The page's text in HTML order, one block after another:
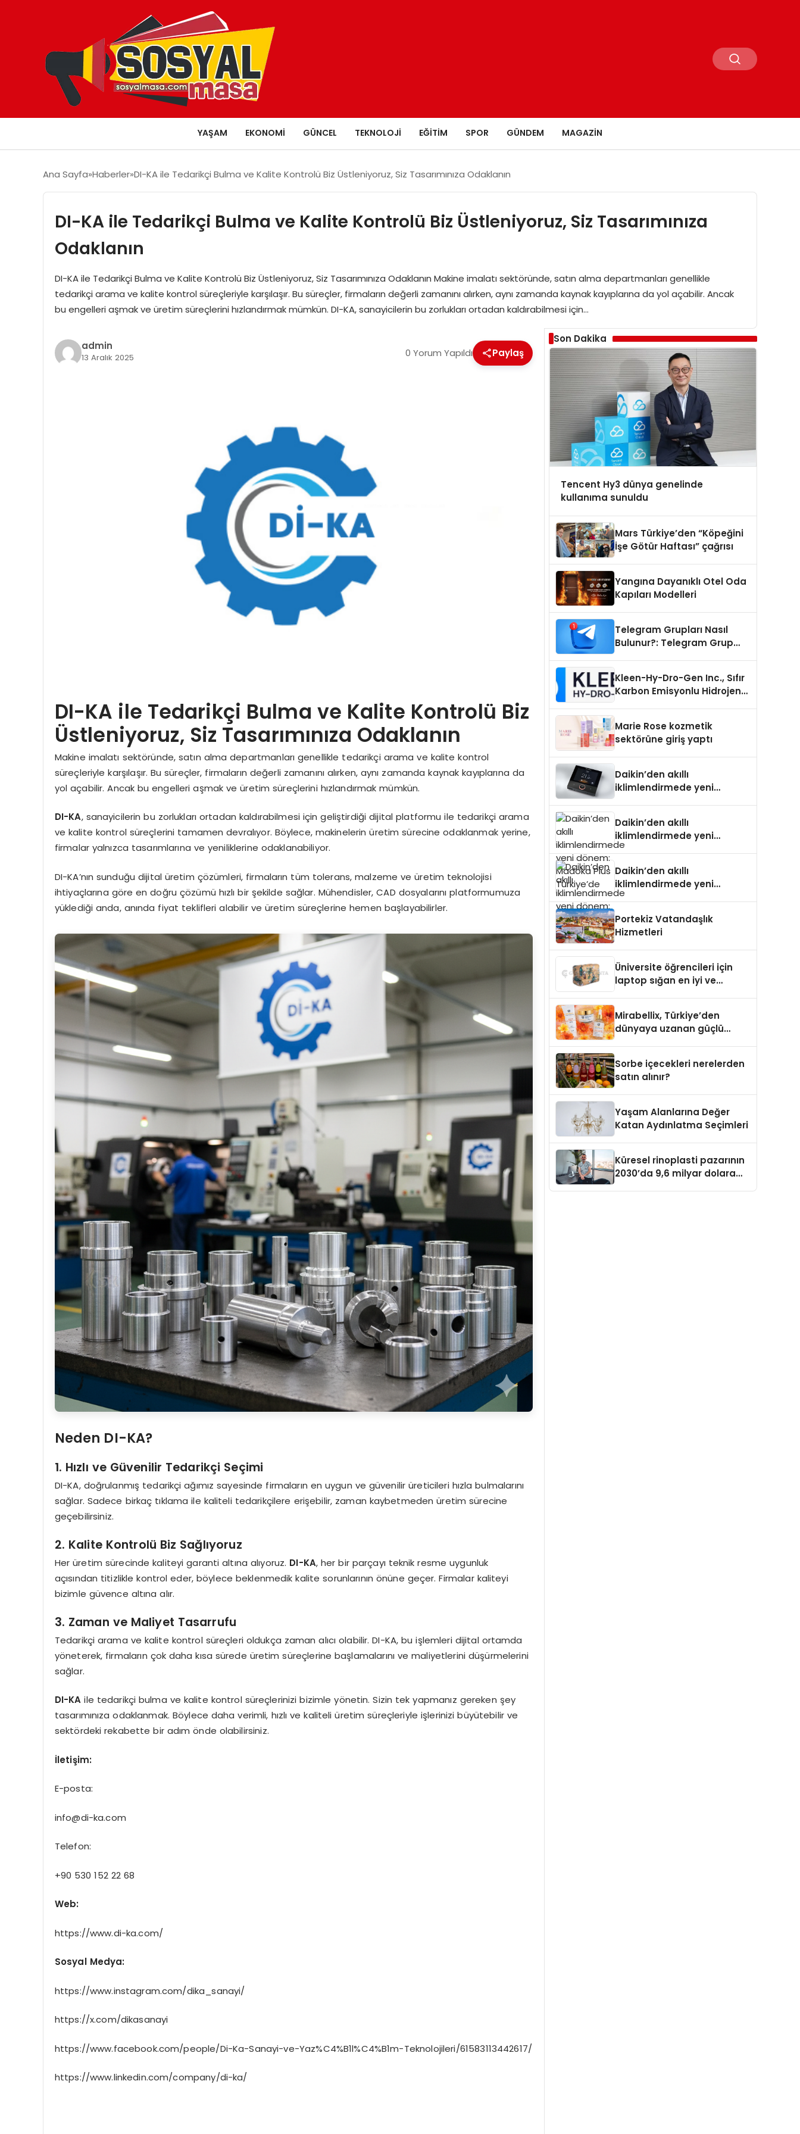
YAŞAM EKONOMI GÜNCEL TEKNOLOJI EĞITIM SPOR GÜNDEM MAGAZIN
Ana Sayfa Haberler DI-KA ile Tedarikçi Bulma ve Kalite Kontrolü Biz Üstleniyoruz, Siz Tasarımınıza Odaklanın
DI-KA ile Tedarikçi Bulma ve Kalite Kontrolü Biz Üstleniyoruz, Siz Tasarımınıza
Odaklanın
DI-KA ile Tedarikçi Bulma ve Kalite Kontrolü Biz Üstleniyoruz, Siz Tasarımınıza Odaklanın Makine imalatı sektöründe, satın alma departmanları genellikle
tedarikçi arama ve kalite kontrol süreçleriyle karşılaşır. Bu süreçler, firmaların değerli zamanını alırken, aynı zamanda kaynak kayıplarına da yol açabilir. Ancak
bu engelleri aşmak ve üretim süreçlerini hızlandırmak mümkün. DI-KA, sanayicilerin bu zorlukları ortadan kaldırabilmesi için…
admin
13 Aralık 2025 0 Yorum Yapıldı Paylaş
DI-KA ile Tedarikçi Bulma ve Kalite Kontrolü Biz
Üstleniyoruz, Siz Tasarımınıza Odaklanın
Makine imalatı sektöründe, satın alma departmanları genellikle tedarikçi arama ve kalite kontrol
süreçleriyle karşılaşır. Bu süreçler, firmaların değerli zamanını alırken, aynı zamanda kaynak kayıplarına da
yol açabilir. Ancak bu engelleri aşmak ve üretim süreçlerini hızlandırmak mümkün.
DI-KA, sanayicilerin bu zorlukları ortadan kaldırabilmesi için geliştirdiği dijital platformu ile tedarikçi arama
ve kalite kontrol süreçlerini tamamen devralıyor. Böylece, makinelerin üretim sürecine odaklanmak yerine,
firmalar yalnızca tasarımlarına ve yeniliklerine odaklanabiliyor.
DI-KA’nın sunduğu dijital üretim çözümleri, firmaların tüm tolerans, malzeme ve üretim teknolojisi
ihtiyaçlarına göre en doğru çözümü hızlı bir şekilde sağlar. Mühendisler, CAD dosyalarını platformumuza
yüklediği anda, anında fiyat teklifleri alabilir ve üretim süreçlerine hemen başlayabilirler.
Neden DI-KA?
1. Hızlı ve Güvenilir Tedarikçi Seçimi
DI-KA, doğrulanmış tedarikçi ağımız sayesinde firmaların en uygun ve güvenilir üreticileri hızla bulmalarını
sağlar. Sadece birkaç tıklama ile kaliteli tedarikçilere erişebilir, zaman kaybetmeden üretim sürecine
geçebilirsiniz.
2. Kalite Kontrolü Biz Sağlıyoruz
Her üretim sürecinde kaliteyi garanti altına alıyoruz. DI-KA, her bir parçayı teknik resme uygunluk
açısından titizlikle kontrol eder, böylece beklenmedik kalite sorunlarının önüne geçer. Firmalar kaliteyi
bizimle güvence altına alır.
3. Zaman ve Maliyet Tasarrufu
Tedarikçi arama ve kalite kontrol süreçleri oldukça zaman alıcı olabilir. DI-KA, bu işlemleri dijital ortamda
yöneterek, firmaların çok daha kısa sürede üretim süreçlerine başlamalarını ve maliyetlerini düşürmelerini
sağlar.
DI-KA ile tedarikçi bulma ve kalite kontrol süreçlerinizi bizimle yönetin. Sizin tek yapmanız gereken şey
tasarımınıza odaklanmak. Böylece daha verimli, hızlı ve kaliteli üretim süreçleriyle işlerinizi büyütebilir ve
sektördeki rekabette bir adım önde olabilirsiniz.
İletişim:
E-posta:
info@di-ka.com
Telefon:
+90 530 152 22 68
Web:
https://www.di-ka.com/
Sosyal Medya:
https://www.instagram.com/dika_sanayi/
https://x.com/dikasanayi
https://www.facebook.com/people/Di-Ka-Sanayi-ve-Yaz%C4%B1l%C4%B1m-Teknolojileri/61583113442617/
https://www.linkedin.com/company/di-ka/
Son Dakika
Tencent Hy3 dünya genelinde
kullanıma sunuldu
Mars Türkiye’den “Köpeğini
İşe Götür Haftası” çağrısı
Yangına Dayanıklı Otel Oda
Kapıları Modelleri
Telegram Grupları Nasıl
Bulunur?: Telegram Grup
Kleen-Hy-Dro-Gen Inc., Sıfır
Karbon Emisyonlu Hidrojen
Aldı
Marie Rose kozmetik
sektörüne giriş yaptı
Daikin’den akıllı
iklimlendirmede yeni
Daikin’den akıllı
iklimlendirmede yeni
dönem: Madoka Plus
Daikin’den akıllı
iklimlendirmede yeni
dönem: Madoka Plus
Portekiz Vatandaşlık
Hizmetleri
Üniversite öğrencileri için
laptop sığan en iyi ve
Mirabellix, Türkiye’den
dünyaya uzanan güçlü
Sorbe içecekleri nerelerden
satın alınır?
Yaşam Alanlarına Değer
Katan Aydınlatma Seçimleri
Küresel rinoplasti pazarının
2030’da 9,6 milyar dolara